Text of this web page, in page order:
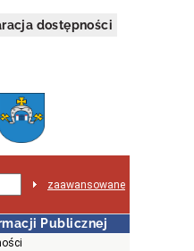
dostępności
zaawansowane
Publicznej